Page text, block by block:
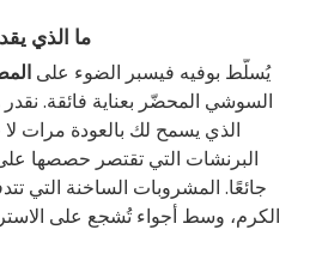
ما الذي
يُسلّط بوفيه فيسبر الضوء على
السوشي المحضّر بعناية فائقة.
الذي يسمح لك بالعودة
البرنشات التي تقتصر حصصها
جائعًا. المشروبات الساخنة التي
الكرم، وسط أجواء تُشجع على